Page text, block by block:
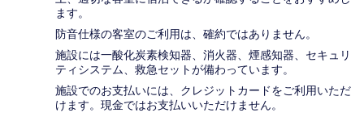
ます。
防音仕様の客室のご利用は、確約ではありません。
施設には一酸化炭素検知器、消火器、煙感知器、セキュリ
ティシステム、救急セットが備わっています。
施設でのお支払いには、クレジットカードをご利用いただ
けます。現金ではお支払いいただけません。